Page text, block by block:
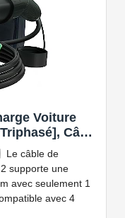
Voiture
Câble
Câble T2 avec
avec Model
IONIQ 5, Zoe,
Le câble de
supporte une
avec seulement 1
avec 4